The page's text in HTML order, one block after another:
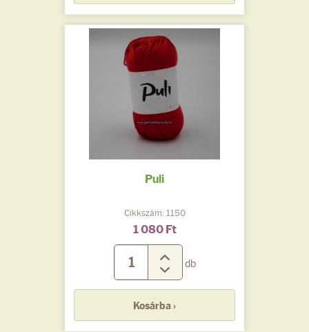
Puli
Cikkszám: 1150
1 080 Ft
db
Kosárba ›